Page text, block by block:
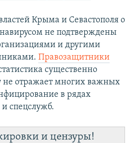
Крыма и Севастополя о
не подтверждены
и другими
Правозащитники
существенно
не отражает многих важных
в рядах
спецслужб.
и цензуры!